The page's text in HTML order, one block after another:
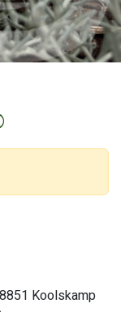
Koolskamp